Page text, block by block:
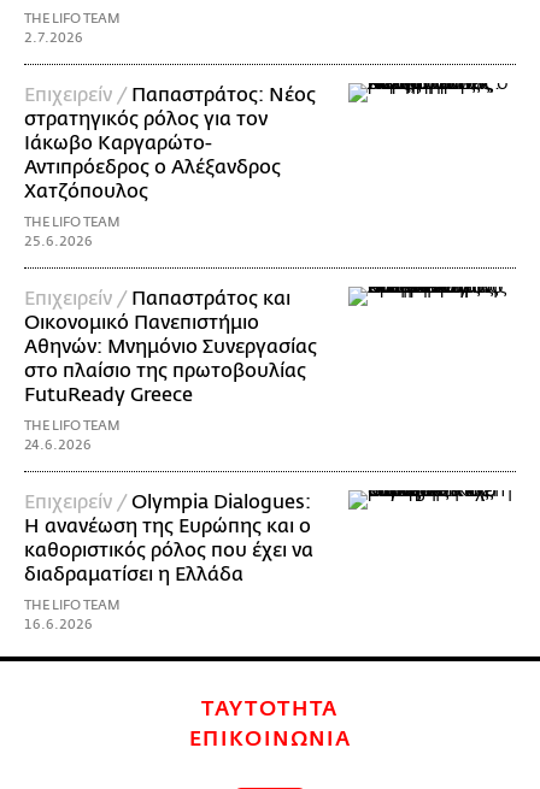
THE LIFO TEAM
2.7.2026
Επιχειρείν / Παπαστράτος: Νέος
στρατηγικός ρόλος για τον
Ιάκωβο Καργαρώτο-
Αντιπρόεδρος ο Αλέξανδρος
Χατζόπουλος
THE LIFO TEAM
25.6.2026
Επιχειρείν / Παπαστράτος και
Οικονομικό Πανεπιστήμιο
Αθηνών: Μνημόνιο Συνεργασίας
στο πλαίσιο της πρωτοβουλίας
FutuReady Greece
THE LIFO TEAM
24.6.2026
Επιχειρείν /Olympia Dialogues:
Η ανανέωση της Ευρώπης και ο
καθοριστικός ρόλος που έχει να
διαδραματίσει η Ελλάδα
THE LIFO TEAM
16.6.2026
ΤΑΥΤΟΤΗΤΑ
ΕΠΙΚΟΙΝΩΝΙΑ